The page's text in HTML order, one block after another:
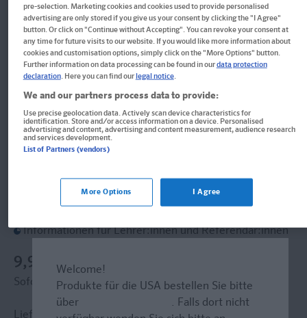
Im Buch blättern
Klett Sicher ins Gymnasium
Textaufgaben/Sachaufgaben 4.
Klasse
Intensiv üben für den Übertritt Mathematik
Format: 21,0 x 30,0 cm, 88 Seiten
ISBN: 978-3-12-925863-7
Informationen für Lehrer:innen und Referendar:innen
9,99 €
Sofort lieferbar
Lieferung bei Online-Bestellwert ab € 9,95
Welcome!
Produkte für die USA bestellen Sie bitte
über
. Falls dort nicht
pre-selection. Marketing cookies and cookies used to provide personalised
advertising are only stored if you give us your consent by clicking the "I Agree"
button. Or click on "Continue without Accepting". You can revoke your consent at
any time for future visits to our website. If you would like more information about
cookies and customisation options, simply click on the "More Options" button.
Further information on data processing can be found in ourdata protection
declaration. Here you can find ourlegal notice.
We and our partners process data to provide:
Use precise geolocation data. Actively scan device characteristics for
identification. Store and/or access information on a device. Personalised
advertising and content, advertising and content measurement, audience research
and services development.
List of Partners (vendors)
More Options I Agree